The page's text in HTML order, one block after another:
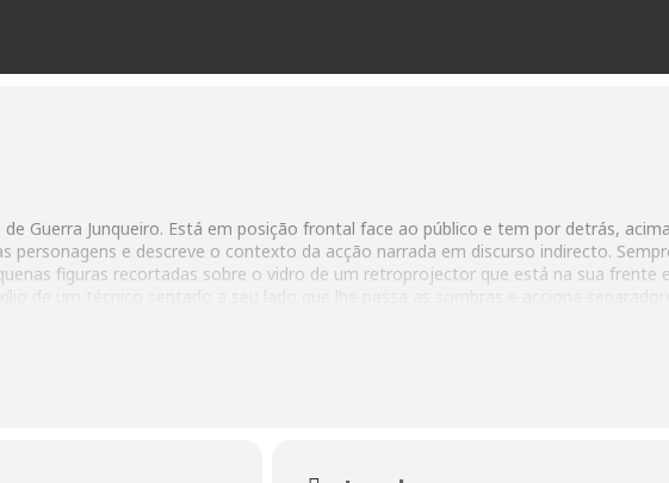
Guerra Junqueiro. Está em posição frontal face ao público e tem por detrás,
personagens e descreve o contexto da acção narrada em discurso indirecto.
figuras recortadas sobre o vidro de um retroprojector que está na sua frente
exclamação: “Vitória! Vitória, acabou-se a estória”.